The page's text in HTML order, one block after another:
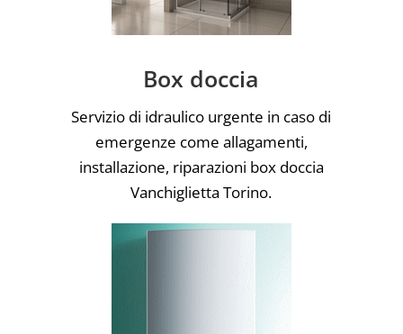
Box doccia
Servizio di idraulico urgente in caso di
emergenze come allagamenti,
installazione, riparazioni box doccia
Vanchiglietta Torino.